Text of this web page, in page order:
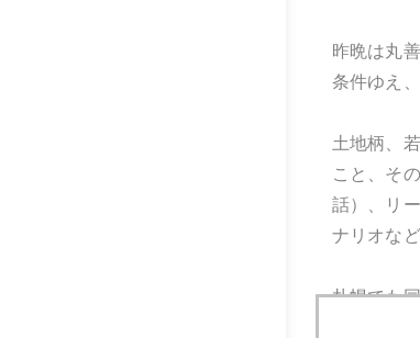
昨晩は丸
条件ゆえ
土地柄、
こと、そ
話）、リ
ナリオなど
札幌でも
から名古